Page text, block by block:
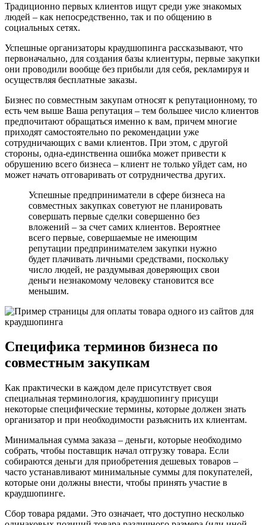
Традиционно первых клиентов ищут среди уже знакомых
людей – как непосредственно, так и по общению в
социальных сетях.
Успешные организаторы краудшопинга рассказывают, что
первоначально, для создания базы клиентуры, первые закупки
они проводили вообще без прибыли для себя, рекламируя и
осуществляя бесплатные заказы.
Бизнес по совместным закупам относят к репутационному, то
есть чем выше Ваша репутация – тем большее число клиентов
предпочитают обращаться именно к вам, причем многие
приходят самостоятельно по рекомендации уже
сотрудничающих с вами клиентов. При этом, с другой
стороны, одна-единственна ошибка может привести к
обрушению всего бизнеса – клиент не только уйдет сам, но
может начать отговаривать от сотрудничества других.
Успешные предприниматели в сфере бизнеса на
совместных закупках советуют не планировать
совершать первые сделки совершенно без
вложений – за счет самих клиентов. Вероятнее
всего первые, совершаемые не имеющим
репутации предпринимателем закупки нужно
будет плачивать личными средствами, поскольку
число людей, не раздумывая доверяющих свои
деньги незнакомому человеку становится все
меньшим.
Специфика терминов бизнеса по
совместным закупкам
Как практически в каждом деле присутствует своя
специальная терминология, краудшопингу присущи
некоторые специфические термины, которые должен знать
организатор и при необходимости разъяснить их клиентам.
Минимальная сумма заказа – деньги, которые необходимо
собрать, чтобы поставщик начал отгрузку товара. Если
собираются деньги для приобретения дешевых товаров –
часто устанавливают минимальные суммы для покупателей,
которые они должны внести, чтобы принять участие в
краудшопинге.
Сбор товара рядами. Это означает, что доступно несколько